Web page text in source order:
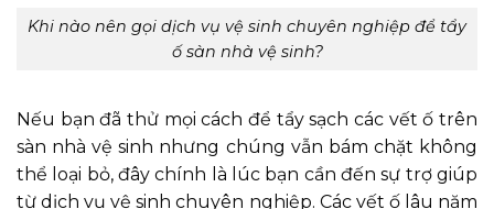
Khi nào nên gọi dịch vụ vệ sinh chuyên nghiệp để tẩy
ố sàn nhà vệ sinh?
Nếu bạn đã thử mọi cách để tẩy sạch các vết ố trên
sàn nhà vệ sinh nhưng chúng vẫn bám chặt không
thể loại bỏ, đây chính là lúc bạn cần đến sự trợ giúp
từ dịch vụ vệ sinh chuyên nghiệp. Các vết ố lâu năm